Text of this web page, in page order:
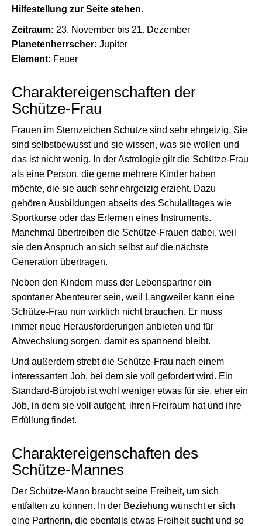
Hilfestellung zur Seite stehen.
Zeitraum: 23. November bis 21. Dezember
Planetenherrscher: Jupiter
Element: Feuer
Charaktereigenschaften der
Schütze-Frau
Frauen im Sternzeichen Schütze sind sehr ehrgeizig. Sie
sind selbstbewusst und sie wissen, was sie wollen und
das ist nicht wenig. In der Astrologie gilt die Schütze-Frau
als eine Person, die gerne mehrere Kinder haben
möchte, die sie auch sehr ehrgeizig erzieht. Dazu
gehören Ausbildungen abseits des Schulalltages wie
Sportkurse oder das Erlernen eines Instruments.
Manchmal übertreiben die Schütze-Frauen dabei, weil
sie den Anspruch an sich selbst auf die nächste
Generation übertragen.
Neben den Kindern muss der Lebenspartner ein
spontaner Abenteurer sein, weil Langweiler kann eine
Schütze-Frau nun wirklich nicht brauchen. Er muss
immer neue Herausforderungen anbieten und für
Abwechslung sorgen, damit es spannend bleibt.
Und außerdem strebt die Schütze-Frau nach einem
interessanten Job, bei dem sie voll gefordert wird. Ein
Standard-Bürojob ist wohl weniger etwas für sie, eher ein
Job, in dem sie voll aufgeht, ihren Freiraum hat und ihre
Erfüllung findet.
Charaktereigenschaften des
Schütze-Mannes
Der Schütze-Mann braucht seine Freiheit, um sich
entfalten zu können. In der Beziehung wünscht er sich
eine Partnerin, die ebenfalls etwas Freiheit sucht und so